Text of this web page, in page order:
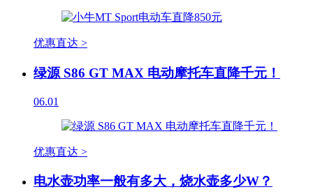
优惠直达 >
绿源 S86 GT MAX 电动摩托车直降千元！
06.01
优惠直达 >
电水壶功率一般有多大，烧水壶多少W？